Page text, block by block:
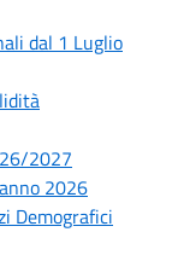
dal 1 Luglio
2027
2026
Demografici